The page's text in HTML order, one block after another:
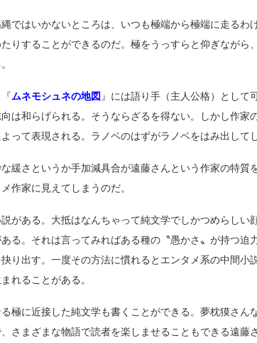
ではいかないところは、いつも極端から極端に走るわ
りすることができるのだ。極をうっすらと仰ぎながら
ムネモシュネの地図』には語り手（主人公格）として
は和らげられる。そうならざるを得ない。しかし作家
って表現される。ラノベのはずがラノベをはみ出して
緩さというか手加減具合が遠藤さんという作家の特質
作家に見えてしまうのだ。
がある。大抵はなんちゃって純文学でしかつめらしい
る。それは言ってみればある種の〝愚かさ〟が持つ迫
り出す。一度その方法に慣れるとエンタメ系の中間小
れることがある。
極に近接した純文学も書くことができる。夢枕獏さん
さまざまな物語で読者を楽しませることもできる遠藤